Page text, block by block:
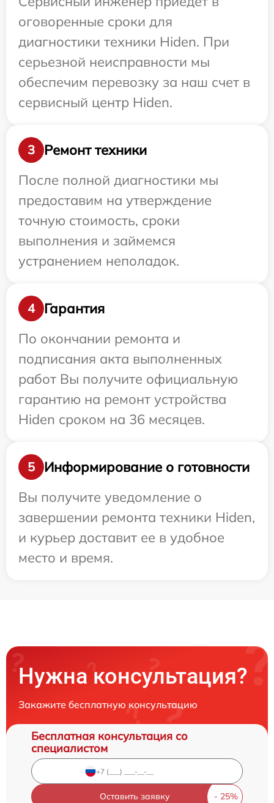
оговоренные сроки для
диагностики техники Hiden. При
серьезной неисправности мы
обеспечим перевозку за наш счет в
сервисный центр Hiden.
3
Ремонт техники
После полной диагностики мы
предоставим на утверждение
точную стоимость, сроки
выполнения и займемся
устранением неполадок.
4
Гарантия
По окончании ремонта и
подписания акта выполненных
работ Вы получите официальную
гарантию на ремонт устройства
Hiden сроком на 36 месяцев.
5
Информирование о готовности
Вы получите уведомление о
завершении ремонта техники Hiden,
и курьер доставит ее в удобное
место и время.
Нужна консультация?
Закажите бесплатную консультацию
Бесплатная консультация со
специалистом
Оставить заявку